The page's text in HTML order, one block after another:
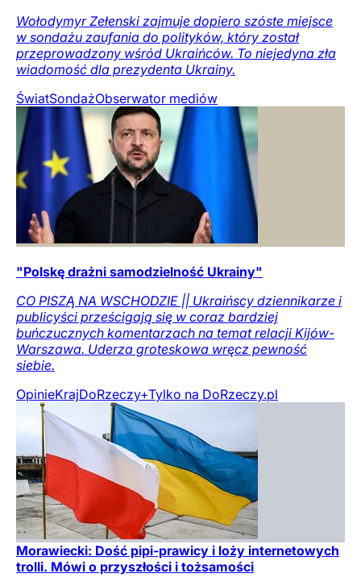
Wołodymyr Zełenski zajmuje dopiero szóste miejsce
w sondażu zaufania do polityków, który został
przeprowadzony wśród Ukraińców. To niejedyna zła
wiadomość dla prezydenta Ukrainy.
ŚwiatSondażObserwator mediów
"Polskę drażni samodzielność Ukrainy"
CO PISZĄ NA WSCHODZIE || Ukraińscy dziennikarze i
publicyści prześcigają się w coraz bardziej
buńczucznych komentarzach na temat relacji Kijów-
Warszawa. Uderza groteskowa wręcz pewność
siebie.
OpinieKrajDoRzeczy+Tylko na DoRzeczy.pl
Morawiecki: Dość pipi-prawicy i loży internetowych
trolli. Mówi o przyszłości i tożsamości